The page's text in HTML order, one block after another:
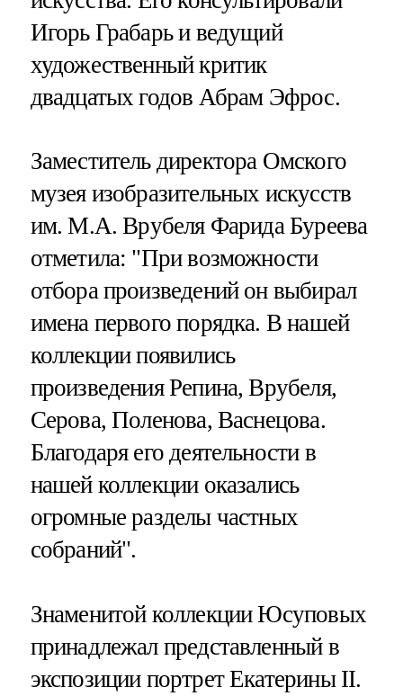
Игорь Грабарь и ведущий
художественный критик
двадцатых годов Абрам Эфрос.
Заместитель директора Омского
музея изобразительных искусств
им. М.А. Врубеля Фарида Буреева
отметила: "При возможности
отбора произведений он выбирал
имена первого порядка. В нашей
коллекции появились
произведения Репина, Врубеля,
Серова, Поленова, Васнецова.
Благодаря его деятельности в
нашей коллекции оказались
огромные разделы частных
собраний".
Знаменитой коллекции Юсуповых
принадлежал представленный в
экспозиции портрет Екатерины II.